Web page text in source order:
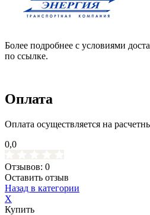
Более подробнее с условиями
по ссылке.
Оплата
Оплата осуществляется на
0,0
Отзывов: 0
Оставить отзыв
Назад в категории
X
Купить